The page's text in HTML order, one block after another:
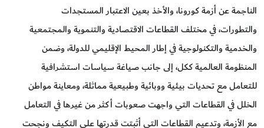
الناجمة عن أزمة كورونا، والأخذ بعين الاعتبار المستجدات
والتطورات، في مختلف القطاعات الاقتصادية والتنموية والمجتمعية
والخدمية والتكنولوجية في إطار المحيط الإقليمي للدولة، وضمن
المنظومة العالمية ككل، إلى جانب صياغة سياسات استشرافية
للتعامل مع تحديات بيئية ووبائية وطبيعية مماثلة، ومعاينة مواطن
الخلل في القطاعات التي واجهت صعوبات أكثر من غيرها في التعامل
مع الأزمة، وتدعيم القطاعات التي أثبتت قدرتها على التكيف ونجحت